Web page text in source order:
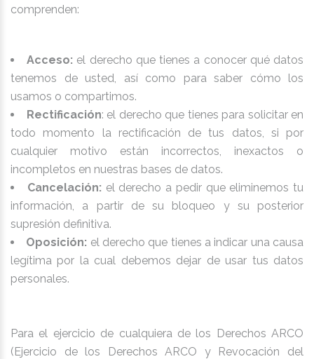
comprenden:
Acceso: el derecho que tienes a conocer qué datos
tenemos de usted, así como para saber cómo los
usamos o compartimos.
Rectificación: el derecho que tienes para solicitar en
todo momento la rectificación de tus datos, si por
cualquier motivo están incorrectos, inexactos o
incompletos en nuestras bases de datos.
Cancelación: el derecho a pedir que eliminemos tu
información, a partir de su bloqueo y su posterior
supresión definitiva.
Oposición: el derecho que tienes a indicar una causa
legítima por la cual debemos dejar de usar tus datos
personales.
Para el ejercicio de cualquiera de los Derechos ARCO
(Ejercicio de los Derechos ARCO y Revocación del